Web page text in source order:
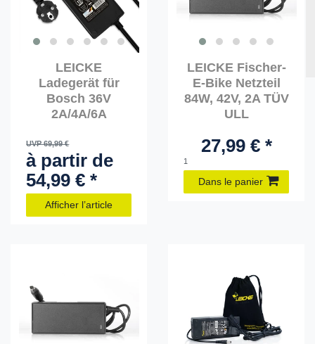
LEICKE
Ladegerät für
Bosch 36V
2A/4A/6A
UVP 69,99 €
à partir de
54,99 € *
Afficher l’article
LEICKE Fischer-
E-Bike Netzteil
84W, 42V, 2A TÜV
ULL
27,99 € *
1
Dans le panier